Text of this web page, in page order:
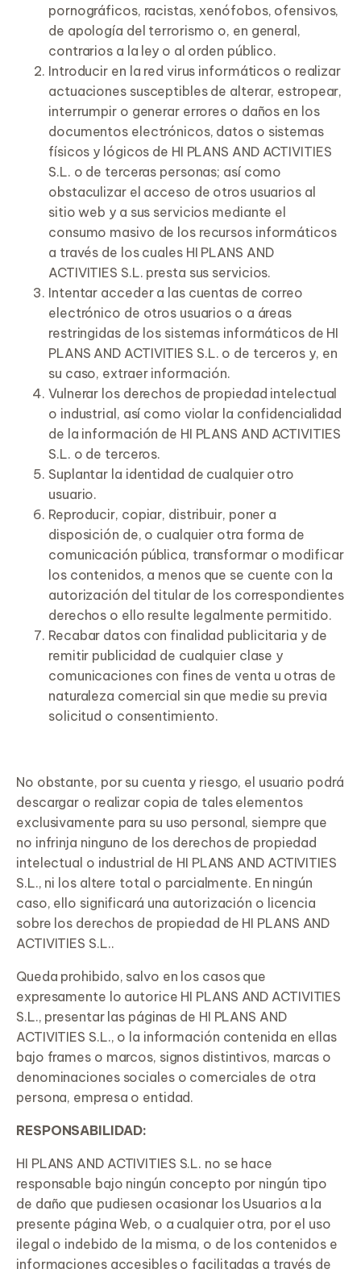
pornográficos, racistas, xenófobos, ofensivos,
de apología del terrorismo o, en general,
contrarios a la ley o al orden público.
Introducir en la red virus informáticos o realizar
actuaciones susceptibles de alterar, estropear,
interrumpir o generar errores o daños en los
documentos electrónicos, datos o sistemas
físicos y lógicos de HI PLANS AND ACTIVITIES
S.L. o de terceras personas; así como
obstaculizar el acceso de otros usuarios al
sitio web y a sus servicios mediante el
consumo masivo de los recursos informáticos
a través de los cuales HI PLANS AND
ACTIVITIES S.L. presta sus servicios.
Intentar acceder a las cuentas de correo
electrónico de otros usuarios o a áreas
restringidas de los sistemas informáticos de HI
PLANS AND ACTIVITIES S.L. o de terceros y, en
su caso, extraer información.
Vulnerar los derechos de propiedad intelectual
o industrial, así como violar la confidencialidad
de la información de HI PLANS AND ACTIVITIES
S.L. o de terceros.
Suplantar la identidad de cualquier otro
usuario.
Reproducir, copiar, distribuir, poner a
disposición de, o cualquier otra forma de
comunicación pública, transformar o modificar
los contenidos, a menos que se cuente con la
autorización del titular de los correspondientes
derechos o ello resulte legalmente permitido.
Recabar datos con finalidad publicitaria y de
remitir publicidad de cualquier clase y
comunicaciones con fines de venta u otras de
naturaleza comercial sin que medie su previa
solicitud o consentimiento.
No obstante, por su cuenta y riesgo, el usuario podrá
descargar o realizar copia de tales elementos
exclusivamente para su uso personal, siempre que
no infrinja ninguno de los derechos de propiedad
intelectual o industrial de HI PLANS AND ACTIVITIES
S.L., ni los altere total o parcialmente. En ningún
caso, ello significará una autorización o licencia
sobre los derechos de propiedad de HI PLANS AND
ACTIVITIES S.L..
Queda prohibido, salvo en los casos que
expresamente lo autorice HI PLANS AND ACTIVITIES
S.L., presentar las páginas de HI PLANS AND
ACTIVITIES S.L., o la información contenida en ellas
bajo frames o marcos, signos distintivos, marcas o
denominaciones sociales o comerciales de otra
persona, empresa o entidad.
RESPONSABILIDAD:
HI PLANS AND ACTIVITIES S.L. no se hace
responsable bajo ningún concepto por ningún tipo
de daño que pudiesen ocasionar los Usuarios a la
presente página Web, o a cualquier otra, por el uso
ilegal o indebido de la misma, o de los contenidos e
informaciones accesibles o facilitadas a través de